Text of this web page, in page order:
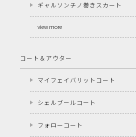
ギャルソンチノ巻きスカート
view more
コート＆アウター
マイフェイバリットコート
シェルブールコート
フォローコート